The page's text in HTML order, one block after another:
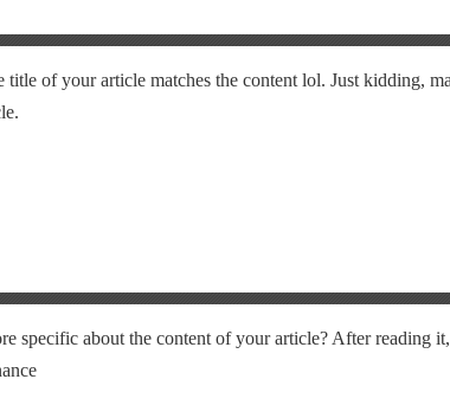
title of your article matches the content lol. Just kidding,
specific about the content of your article? After reading